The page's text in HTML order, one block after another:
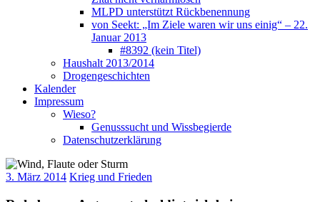
MLPD unterstützt Rückbenennung
von Seekt: „Im Ziele waren wir uns einig“ – 22.
Januar 2013
#8392 (kein Titel)
Haushalt 2013/2014
Drogengeschichten
Kalender
Impressum
Wieso?
Genusssucht und Wissbegierde
Datenschutzerklärung
3. März 2014 Krieg und Frieden